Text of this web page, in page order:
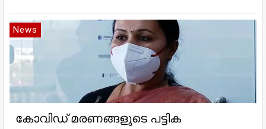
News
കോവിഡ് മരണങ്ങളുടെ പട്ടിക